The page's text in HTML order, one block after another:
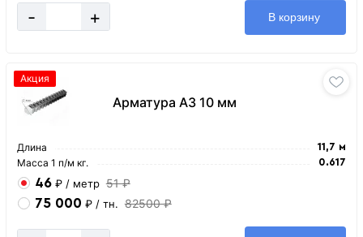
- + В корзину
Арматура А3 10 мм
Акция
Длина 11,7 м
Масса 1 п/м кг. 0.617
46 ₽ / метр 51 ₽
75 000 ₽ / тн. 82500 ₽